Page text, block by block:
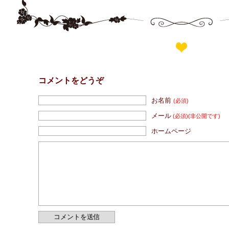
コメントをどうぞ
お名前(必須)
メール (必須)(非公開です)
ホームページ